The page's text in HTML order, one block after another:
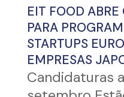
EIT FOOD
PARA
STARTUPS
EMPRESAS
Candidaturas